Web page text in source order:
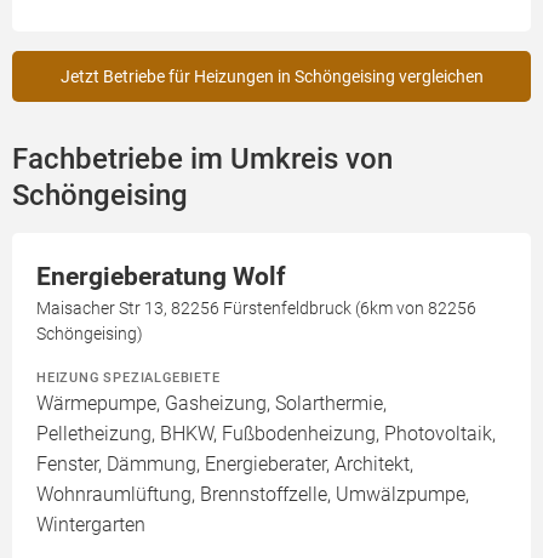
Jetzt Betriebe für Heizungen in Schöngeising vergleichen
Fachbetriebe im Umkreis von
Schöngeising
Energieberatung Wolf
Maisacher Str 13, 82256 Fürstenfeldbruck (6km von 82256
Schöngeising)
HEIZUNG SPEZIALGEBIETE
Wärmepumpe, Gasheizung, Solarthermie,
Pelletheizung, BHKW, Fußbodenheizung, Photovoltaik,
Fenster, Dämmung, Energieberater, Architekt,
Wohnraumlüftung, Brennstoffzelle, Umwälzpumpe,
Wintergarten